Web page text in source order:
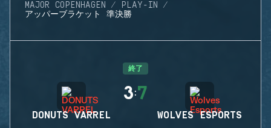
MAJOR COPENHAGEN
PLAY-IN
アッパーブラケット 準決勝
終了
DONUTS VARREL
3:7
WOLVES ESPORTS